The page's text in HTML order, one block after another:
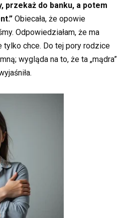
przekaż do banku, a potem
Obiecała, że opowie
Odpowiedziałam, że ma
tylko chce. Do tej pory rodzice
wygląda na to, że ta „mądra”